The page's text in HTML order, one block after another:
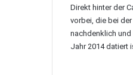
Direkt hinter der
vorbei, die bei
nachdenklich
Jahr 2014 datiert